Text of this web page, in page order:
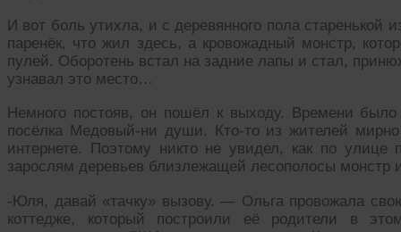
И вот боль утихла, и с деревянного пола
паренёк, что жил здесь, а кровожадный монстр,
пулей. Оборотень встал на задние лапы и стал,
узнавал это место…
Немного постояв, он пошёл к выходу. Времени
посёлка Медовый-ни души. Кто-то из жителей
интернете. Поэтому никто не увидел, как по
зарослям деревьев близлежащей лесополосы
-Юля, давай «тачку» вызову. — Ольга провожала
коттедже, который построили её родители в